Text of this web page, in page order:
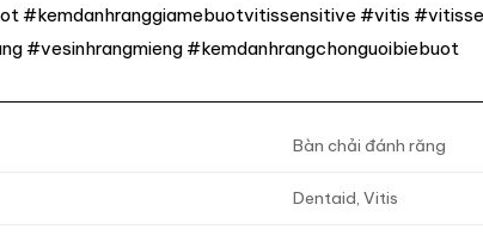
#kemdanhranggiamebuotvitissensitive #vitis
#vesinhrangmieng #kemdanhrangchonguoibiebuot
Bàn chải đánh răng
Dentaid, Vitis